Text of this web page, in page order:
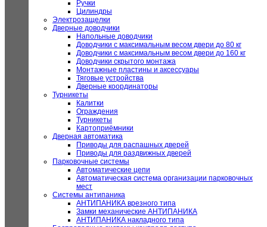
Ручки
Цилиндры
Электрозащелки
Дверные доводчики
Напольные доводчики
Доводчики с максимальным весом двери до 80 кг
Доводчики с максимальным весом двери до 160 кг
Доводчики скрытого монтажа
Монтажные пластины и аксессуары
Тяговые устройства
Дверные координаторы
Турникеты
Калитки
Ограждения
Турникеты
Картоприёмники
Дверная автоматика
Приводы для распашных дверей
Приводы для раздвижных дверей
Парковочные системы
Автоматические цепи
Автоматическая система организации парковочных
мест
Системы антипаника
АНТИПАНИКА врезного типа
Замки механические АНТИПАНИКА
АНТИПАНИКА накладного типа